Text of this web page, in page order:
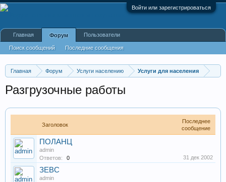
Войти или зарегистрироваться
Главная Форум Услуги населению Услуги для населения
Разгрузочные работы
Заголовок
Последнее
сообщение
ПОЛАНЦ
admin
Ответов:
0 31 дек 2002
ЗЕВС
admin
Главная Форум
Поиск сообщений Последние сообщения
Пользователи